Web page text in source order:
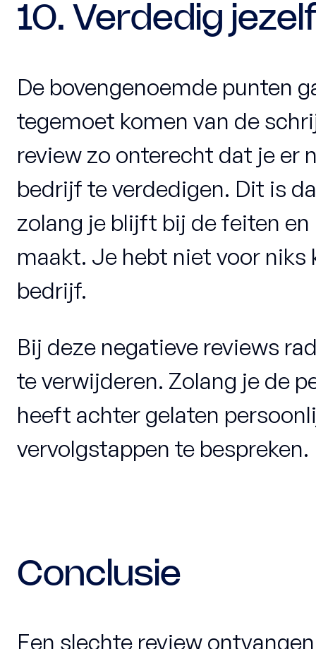
10. Verdedig
De bovengenoemde punten
tegemoet komen van de
review zo onterecht dat je er
bedrijf te verdedigen. Dit is
zolang je blijft bij de feiten
maakt. Je hebt niet voor niks
bedrijf.
Bij deze negatieve reviews
te verwijderen. Zolang je de
heeft achter gelaten
vervolgstappen te bespreken.
Conclusie
Een slechte review